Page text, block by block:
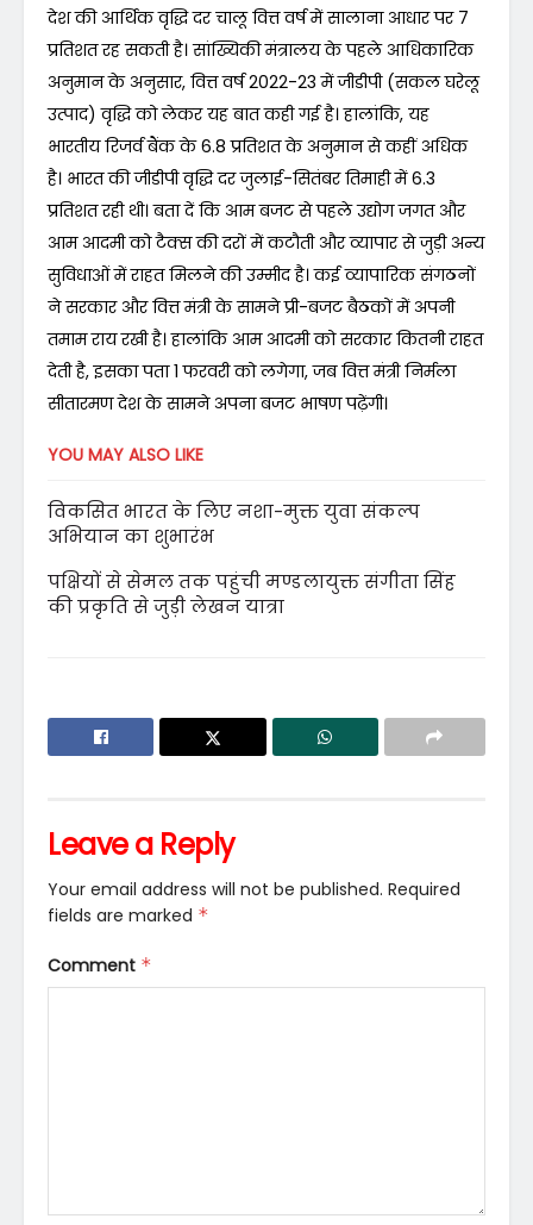
देश की आर्थिक वृद्धि दर चालू वित्त वर्ष में सालाना आधार पर 7
प्रतिशत रह सकती है। सांख्यिकी मंत्रालय के पहले आधिकारिक
अनुमान के अनुसार, वित्त वर्ष 2022-23 में जीडीपी (सकल घरेलू
उत्पाद) वृद्धि को लेकर यह बात कही गई है। हालांकि, यह
भारतीय रिजर्व बैंक के 6.8 प्रतिशत के अनुमान से कहीं अधिक
है। भारत की जीडीपी वृद्धि दर जुलाई-सितंबर तिमाही में 6.3
प्रतिशत रही थी। बता दें कि आम बजट से पहले उद्योग जगत और
आम आदमी को टैक्स की दरों में कटौती और व्यापार से जुड़ी अन्य
सुविधाओं में राहत मिलने की उम्मीद है। कई व्यापारिक संगठनों
ने सरकार और वित्त मंत्री के सामने प्री-बजट बैठकों में अपनी
तमाम राय रखी है। हालांकि आम आदमी को सरकार कितनी राहत
देती है, इसका पता 1 फरवरी को लगेगा, जब वित्त मंत्री निर्मला
सीतारमण देश के सामने अपना बजट भाषण पढ़ेंगी।
YOU MAY ALSO LIKE
विकसित भारत के लिए नशा-मुक्त युवा संकल्प
अभियान का शुभारंभ
पक्षियों से सेमल तक पहुंची मण्डलायुक्त संगीता सिंह
की प्रकृति से जुड़ी लेखन यात्रा
Leave a Reply
Your email address will not be published. Required
fields are marked *
Comment *